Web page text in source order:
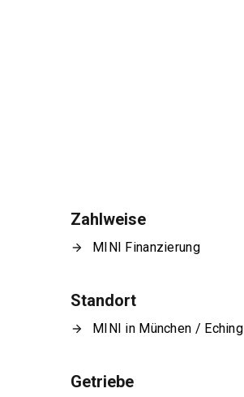
Zahlweise
MINI Finanzierung
Standort
MINI in München / Eching
Getriebe